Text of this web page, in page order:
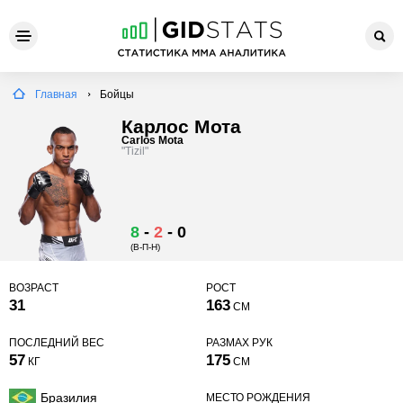
Главная Бойцы
Карлос Мота
Carlos Mota
"Tizil"
8 - 2 - 0
(В-П-Н)
ВОЗРАСТ
31
РОСТ
163 СМ
ПОСЛЕДНИЙ ВЕС
57 КГ
РАЗМАХ РУК
175 СМ
Бразилия
МЕСТО РОЖДЕНИЯ